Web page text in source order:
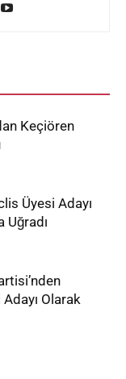
Keçiören
Üyesi Adayı
Uğradı
Olarak